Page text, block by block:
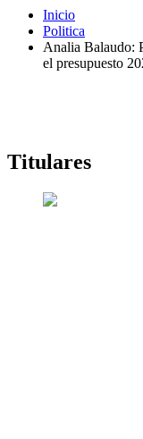
Inicio
Politica
Analia Balaudo:
el presupuesto
Titulares